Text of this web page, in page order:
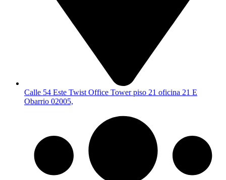
Calle 54 Este Twist Office Tower piso 21 oficina 21 E
Obarrio 02005,